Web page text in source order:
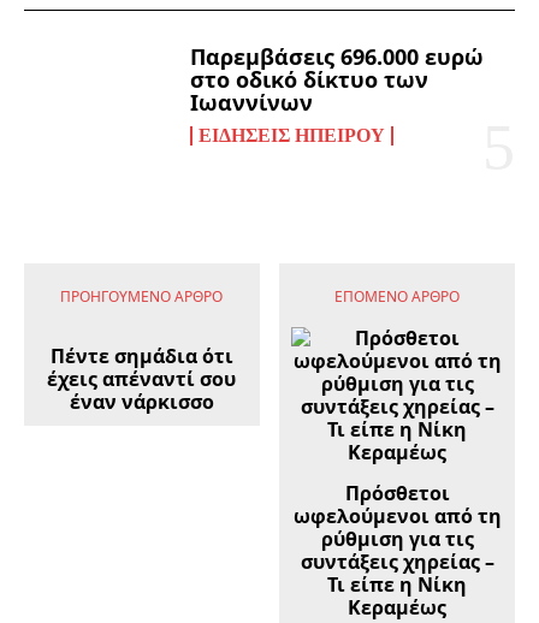
Παρεμβάσεις 696.000 ευρώ
στο οδικό δίκτυο των
Ιωαννίνων
ΕΙΔΉΣΕΙΣ ΗΠΕΊΡΟΥ
ΠΡΟΗΓΟΎΜΕΝΟ ΆΡΘΡΟ
Πέντε σημάδια ότι
έχεις απέναντί σου
έναν νάρκισσο
ΕΠΌΜΕΝΟ ΆΡΘΡΟ
Πρόσθετοι
ωφελούμενοι από τη
ρύθμιση για τις
συντάξεις χηρείας –
Τι είπε η Νίκη
Κεραμέως